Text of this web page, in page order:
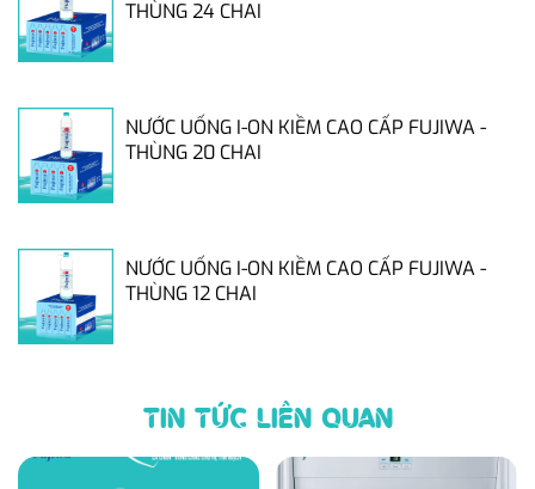
THÙNG 24 CHAI
NƯỚC UỐNG I-ON KIỀM CAO CẤP FUJIWA -
THÙNG 20 CHAI
NƯỚC UỐNG I-ON KIỀM CAO CẤP FUJIWA -
THÙNG 12 CHAI
TIN TỨC LIÊN QUAN